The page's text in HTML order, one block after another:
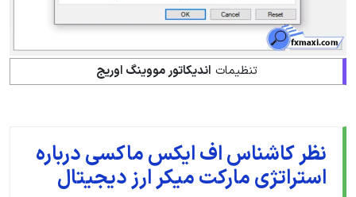
تنظیمات اندیکاتور مووینگ اوریج
نظر کاشناس اف ایکس ماکسی درباره
استراتژی مارکت میکر ارز دیجیتال